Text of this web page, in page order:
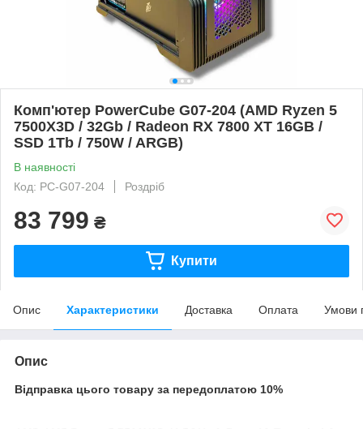
Комп'ютер PowerCube G07-204 (AMD Ryzen 5
7500X3D / 32Gb / Radeon RX 7800 XT 16GB /
SSD 1Tb / 750W / ARGB)
В наявності
Код: PC-G07-204
Роздріб
83 799 ₴
Купити
Опис Характеристики Доставка Оплата Умови
Опис
Відправка цього товару за передоплатою 10%